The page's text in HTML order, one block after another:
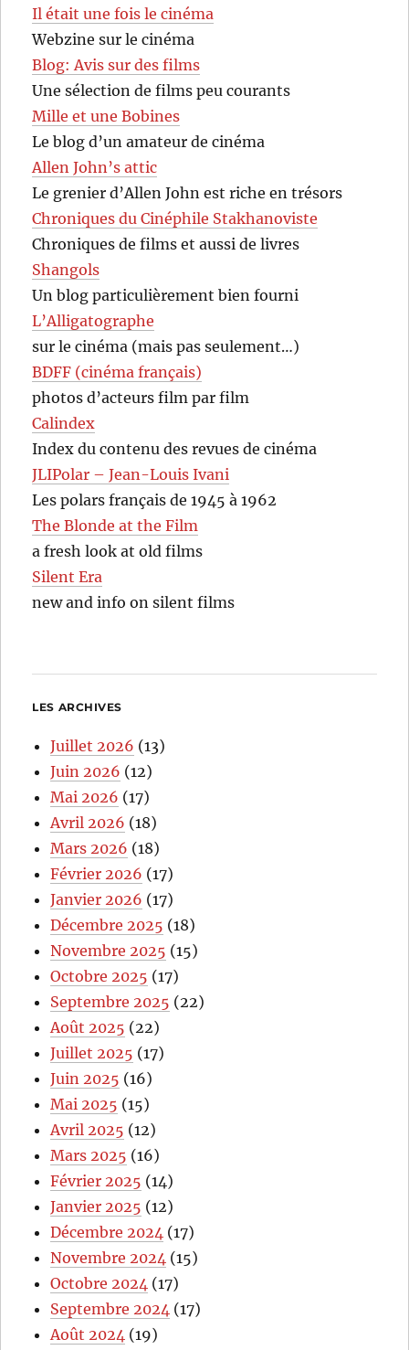
Il était une fois le cinéma
Webzine sur le cinéma
Blog: Avis sur des films
Une sélection de films peu courants
Mille et une Bobines
Le blog d’un amateur de cinéma
Allen John’s attic
Le grenier d’Allen John est riche en trésors
Chroniques du Cinéphile Stakhanoviste
Chroniques de films et aussi de livres
Shangols
Un blog particulièrement bien fourni
L’Alligatographe
sur le cinéma (mais pas seulement…)
BDFF (cinéma français)
photos d’acteurs film par film
Calindex
Index du contenu des revues de cinéma
JLIPolar – Jean-Louis Ivani
Les polars français de 1945 à 1962
The Blonde at the Film
a fresh look at old films
Silent Era
new and info on silent films
LES ARCHIVES
Juillet 2026 (13)
Juin 2026 (12)
Mai 2026 (17)
Avril 2026 (18)
Mars 2026 (18)
Février 2026 (17)
Janvier 2026 (17)
Décembre 2025 (18)
Novembre 2025 (15)
Octobre 2025 (17)
Septembre 2025 (22)
Août 2025 (22)
Juillet 2025 (17)
Juin 2025 (16)
Mai 2025 (15)
Avril 2025 (12)
Mars 2025 (16)
Février 2025 (14)
Janvier 2025 (12)
Décembre 2024 (17)
Novembre 2024 (15)
Octobre 2024 (17)
Septembre 2024 (17)
Août 2024 (19)